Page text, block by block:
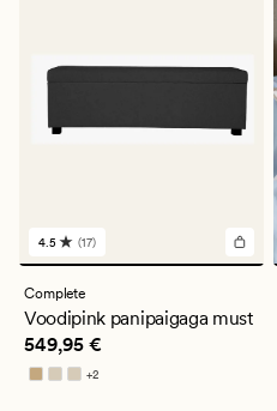
17
arvustust
keskmise
hinnanguga
4.5
4.5 (17)
Complete
Voodipink panipaigaga must
Pris_ee 549,95 €
549,95 €
+2
Saadaval rohkemates värvitoonides